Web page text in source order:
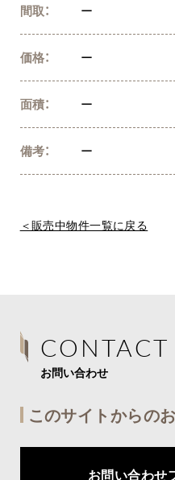
間取： ー
価格： ー
面積： ー
備考： ー
＜販売中物件一覧に戻る
CONTACT
お問い合わせ
このサイトからの
お問い合わせ